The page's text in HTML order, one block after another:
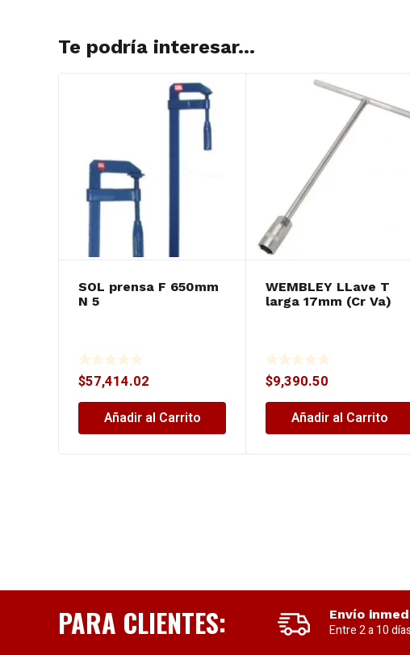
Te podría interesar...
SOL prensa F 650mm
N 5
$57,414.02
Añadir al Carrito
WEMBLEY LLave T
larga 17mm (Cr Va)
$9,390.50
Añadir al Carrito
PARA CLIENTES: Envío
Entre 2 a 10